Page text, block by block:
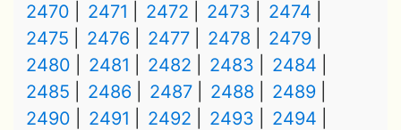
2470
2471 2472 2473
2474
2475
2476 2477 2478
2479
2480
2481 2482 2483
2484
2485
2486 2487 2488
2489
2490
2491 2492 2493
2494